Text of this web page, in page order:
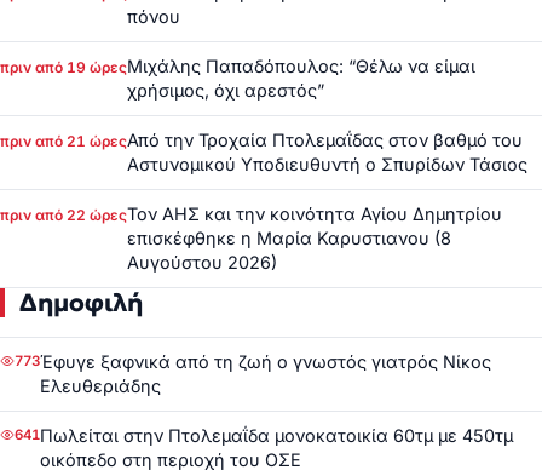
πόνου
πριν από 19 ώρεςΜιχάλης Παπαδόπουλος: “Θέλω να είμαι
χρήσιμος, όχι αρεστός”
πριν από 21 ώρεςΑπό την Τροχαία Πτολεμαΐδας στον βαθμό του
Αστυνομικού Υποδιευθυντή ο Σπυρίδων Τάσιος
πριν από 22 ώρεςΤον ΑΗΣ και την κοινότητα Αγίου Δημητρίου
επισκέφθηκε η Μαρία Καρυστιανου (8
Αυγούστου 2026)
Δημοφιλή
773Έφυγε ξαφνικά από τη ζωή ο γνωστός γιατρός Νίκος
Ελευθεριάδης
641Πωλείται στην Πτολεμαΐδα μονοκατοικία 60τμ με 450τμ
οικόπεδο στη περιοχή του ΟΣΕ